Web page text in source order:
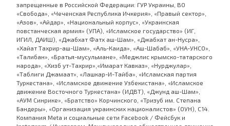
запрещенные в Российской Федерации: ГУР Украины, ВО
«Свобода», «Чеченская Республика Ичкерия», «Правый сектор»,
«Азов», «Айдар», «Национальный корпус», «Украинская
повстанческая армия» (УПА), «Исламское государство» (ИГ,
ИГИЛ, ДАИШ), «Джабхат Фатх аш-Шам», «Джабхат ан-Нусра»,
«Хайат Тахрир-аш-Шам», «Аль-Каида», «Аш-Шабаб», «УНА-УНСО»,
«Талибан», «Братья-мусульмане», «Меджлис крымско-татарского
народа», «Хизб ут-Тахрир»,«Имарат Кавказ», «Нурджулар»,
«Таблиги Джамаат», «Лашкар-И-Тайба», «Исламская партия
Туркестана», «Исламское движение Узбекистана», «Исламское
движение Восточного Туркестана» (ИДВТ), «Джунд аш-Шам»,
«АУМ Синрике», «Братство» Корчинского, «Тризуб им. Степана
Бандеры», «Организация украинских националистов» (ОУН), С14.
Компания Meta и социальные сети Facebook / Фейсбук и